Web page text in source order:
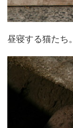
昼寝する猫たち。